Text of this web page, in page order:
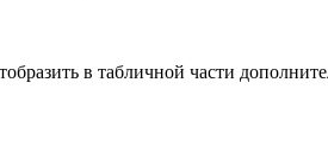
в табличной части